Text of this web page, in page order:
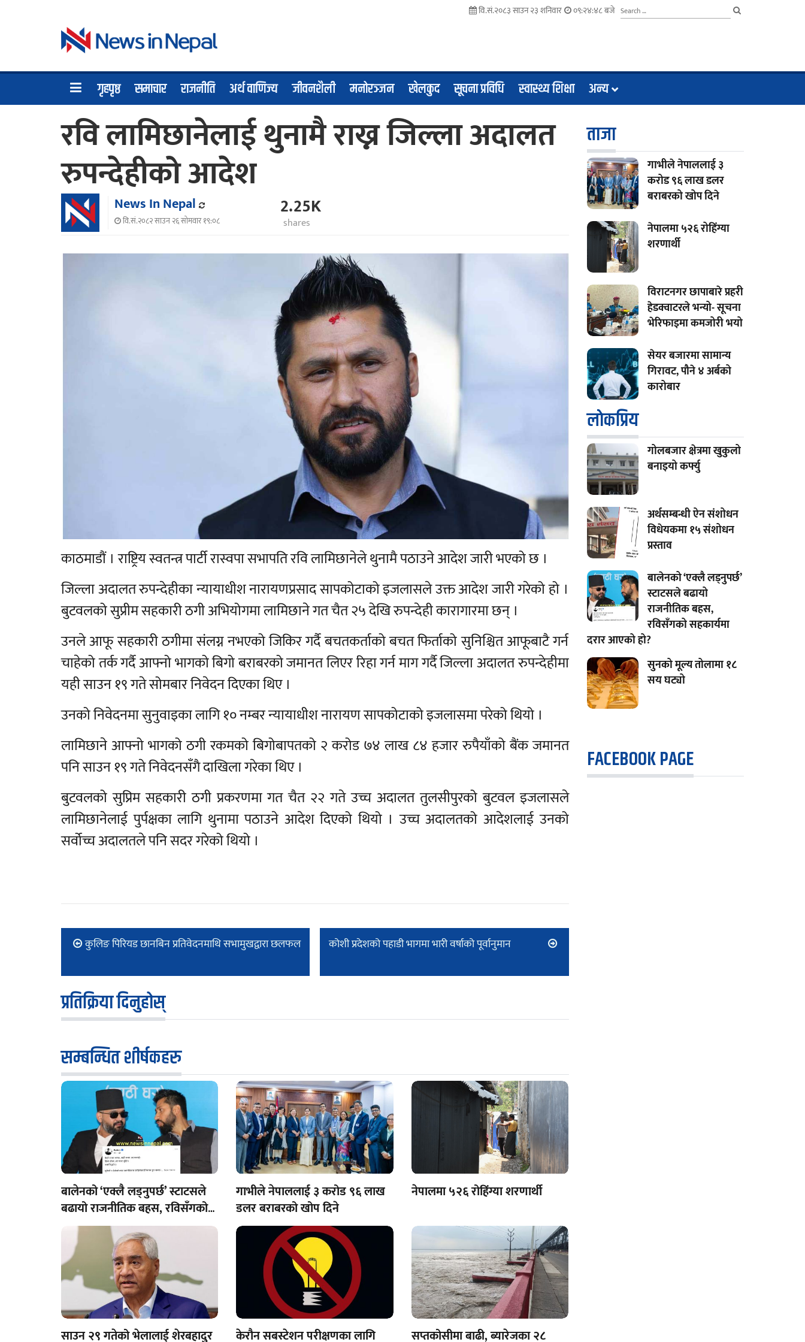
वि.सं.२०८३ साउन २३ शनिवार ०९:२४:४९ बजे
गृहपृष्ठ समाचार राजनीति अर्थ वाणिज्य जीवनशैली मनोरञ्जन खेलकुद सूचना प्रविधि स्वास्थ्य शिक्षा अन्य
रवि लामिछानेलाई थुनामै राख्न जिल्ला अदालत
रुपन्देहीको आदेश
News In Nepal
वि.सं.२०८२ साउन २६ सोमवार १९:०८
2.25K
shares
काठमाडौं । राष्ट्रिय स्वतन्त्र पार्टी रास्वपा सभापति रवि लामिछानेले थुनामै पठाउने आदेश जारी भएको छ ।
जिल्ला अदालत रुपन्देहीका न्यायाधीश नारायणप्रसाद सापकोटाको इजलासले उक्त आदेश जारी गरेको हो ।
बुटवलको सुप्रीम सहकारी ठगी अभियोगमा लामिछाने गत चैत २५ देखि रुपन्देही कारागारमा छन् ।
उनले आफू सहकारी ठगीमा संलग्न नभएको जिकिर गर्दै बचतकर्ताको बचत फिर्ताको सुनिश्चित आफूबाटै गर्न
चाहेको तर्क गर्दै आफ्नो भागको बिगो बराबरको जमानत लिएर रिहा गर्न माग गर्दै जिल्ला अदालत रुपन्देहीमा
यही साउन १९ गते सोमबार निवेदन दिएका थिए ।
उनको निवेदनमा सुनुवाइका लागि १० नम्बर न्यायाधीश नारायण सापकोटाको इजलासमा परेको थियो ।
लामिछाने आफ्नो भागको ठगी रकमको बिगोबापतको २ करोड ७४ लाख ८४ हजार रुपैयाँको बैंक जमानत
पनि साउन १९ गते निवेदनसँगै दाखिला गरेका थिए ।
बुटवलको सुप्रिम सहकारी ठगी प्रकरणमा गत चैत २२ गते उच्च अदालत तुलसीपुरको बुटवल इजलासले
लामिछानेलाई पुर्पक्षका लागि थुनामा पठाउने आदेश दिएको थियो । उच्च अदालतको आदेशलाई उनको
सर्वोच्च अदालतले पनि सदर गरेको थियो ।
कुलिङ पिरियड छानबिन प्रतिवेदनमाथि सभामुखद्वारा छलफल कोशी प्रदेशको पहाडी भागमा भारी वर्षाको पूर्वानुमान
प्रतिक्रिया दिनुहोस्
सम्बन्धित शीर्षकहरु
बालेनको ‘एक्लै लड्नुपर्छ’ स्टाटसले
बढायो राजनीतिक बहस, रविसँगको
सहकार्यमा दरार आएको हो?
गाभीले नेपाललाई ३ करोड ९६ लाख
डलर बराबरको खोप दिने
नेपालमा ५२६ रोहिंग्या शरणार्थी
साउन २९ गतेको भेलालाई शेरबहादुर केरौन सबस्टेशन परीक्षणका लागि सप्तकोसीमा बाढी, ब्यारेजका २८
ताजा
गाभीले नेपाललाई ३
करोड ९६ लाख डलर
बराबरको खोप दिने
नेपालमा ५२६ रोहिंग्या
शरणार्थी
विराटनगर छापाबारे प्रहरी
हेडक्वाटरले भन्यो- सूचना
भेरिफाइमा कमजोरी भयो
सेयर बजारमा सामान्य
गिरावट, पौने ४ अर्बको
कारोबार
लाेकप्रिय
गोलबजार क्षेत्रमा खुकुलो
बनाइयो कर्फ्यु
अर्थसम्बन्धी ऐन संशोधन
विधेयकमा १५ संशोधन
प्रस्ताव
बालेनको ‘एक्लै लड्नुपर्छ’
स्टाटसले बढायो
राजनीतिक बहस,
रविसँगको सहकार्यमा
दरार आएको हो?
सुनको मूल्य तोलामा १८
सय घट्यो
FACEBOOK PAGE